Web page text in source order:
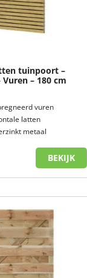
tuinpoort –
– 180 cm
vuren
latten
metaal
BEKIJK